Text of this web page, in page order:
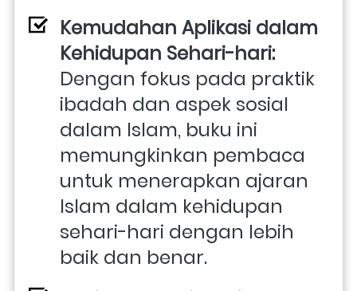
Kemudahan Aplikasi dalam
Dengan fokus pada praktik
ibadah dan aspek sosial
dalam Islam, buku ini
memungkinkan pembaca
untuk menerapkan ajaran
Islam dalam kehidupan
sehari-hari dengan lebih
baik dan benar.